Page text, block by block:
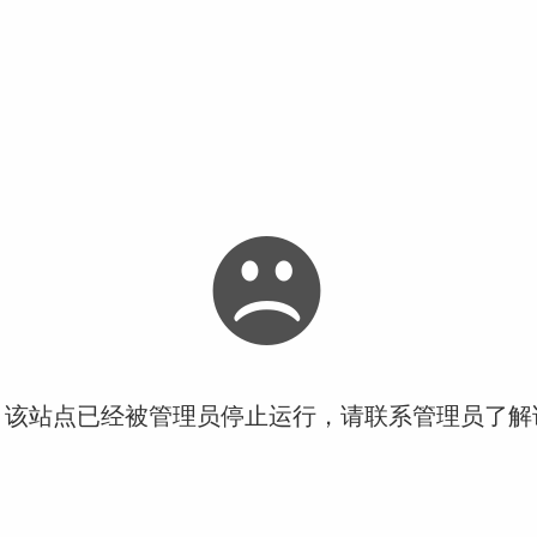
站点已经被管理员停止运行，请联系管理员了